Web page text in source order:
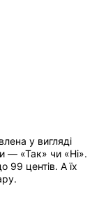
у вигляді
— «Так» чи «Ні».
99 центів. А їх